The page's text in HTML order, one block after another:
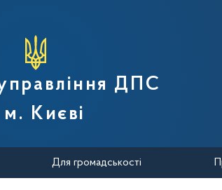
служби України
ДПС
Києві
Для громадськості